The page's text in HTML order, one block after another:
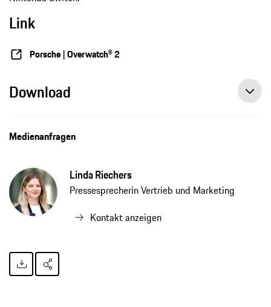
Link
Porsche | Overwatch® 2
Download
Medienanfragen
Linda Riechers
Pressesprecherin Vertrieb und Marketing
Kontakt anzeigen